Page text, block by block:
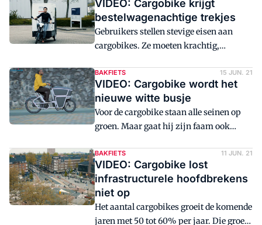
drie wielen.
VIDEO: Cargobike krijgt
bestelwagenachtige trekjes
Gebruikers stellen stevige eisen aan
cargobikes. Ze moeten krachtig,
deze derde van vier video's over de
OPMARS VAN DE CARGOBIKE zien we
hoe fabrikanten de wensen vanuit de
markt vertalen in een cargobike die de
competitie met de bestelwagen
BAKFIETS 15 JUN. 21
VIDEO: Cargobike wordt het
nieuwe witte busje
Voor de cargobike staan alle seinen op
groen. Maar gaat hij zijn faam ook
stellen deskundigen. In deze laatste van
vier video's over de OPMARS VAN DE
CARGOBIKE schetsen ze de rooskleurige
toekomst van dit duurzame
vervoersmiddel.
BAKFIETS 11 JUN. 21
VIDEO: Cargobike lost
infrastructurele hoofdbrekens
niet op
Het aantal cargobikes groeit de komende
jaren met 50 tot 60% per jaar. Die groei